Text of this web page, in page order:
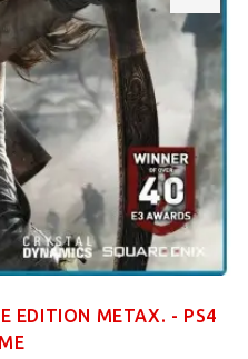
EDITION ΜΕΤΑΧ. - PS4